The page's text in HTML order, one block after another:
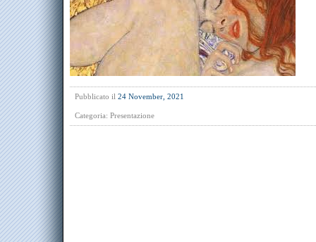
Pubblicato il 24 November, 2021
Categoria: Presentazione